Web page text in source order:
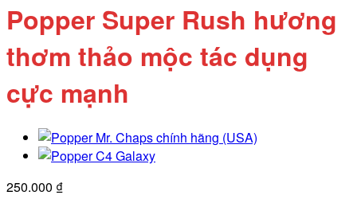
Popper Super Rush hương
thơm thảo mộc tác dụng
cực mạnh
250.000 ₫